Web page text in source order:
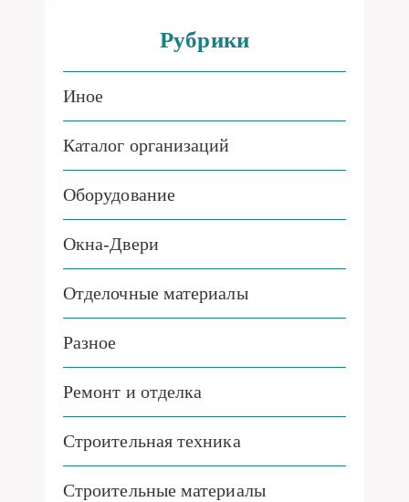
Рубрики
Иное
Каталог организаций
Оборудование
Окна-Двери
Отделочные материалы
Разное
Ремонт и отделка
Строительная техника
Строительные материалы